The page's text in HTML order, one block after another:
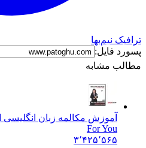
ترافیک نیم‌بها
پسورد فایل:
مطالب مشابه
آموزش مکالمه زبان انگلیسی
For You
۳٬۴۲۵٬۵۶۵